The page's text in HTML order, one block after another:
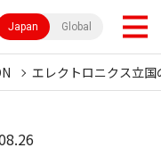
Japan Global
エレクトロニクス立